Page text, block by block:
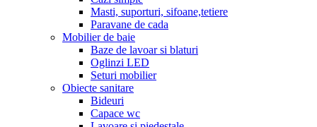
Masti, suporturi, sifoane,tetiere
Paravane de cada
Mobilier de baie
Baze de lavoar si blaturi
Oglinzi LED
Seturi mobilier
Obiecte sanitare
Bideuri
Capace wc